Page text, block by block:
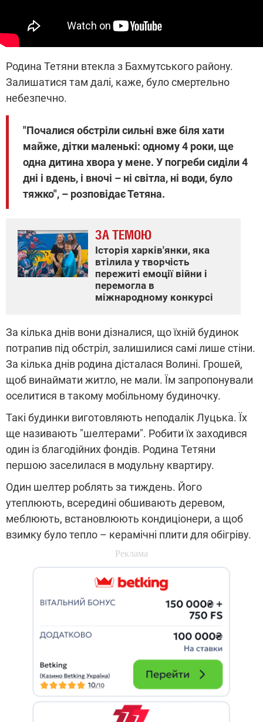
Родина Тетяни втекла з Бахмутського району.
Залишатися там далі, каже, було смертельно
небезпечно.
"Почалися обстріли сильні вже біля хати
майже, дітки маленькі: одному 4 роки, ще
одна дитина хвора у мене. У погреби сиділи 4
дні і вдень, і вночі – ні світла, ні води, було
тяжко", – розповідає Тетяна.
ЗА ТЕМОЮ
Історія харків'янки, яка
втілила у творчість
пережиті емоції війни і
перемогла в
міжнародному конкурсі
За кілька днів вони дізналися, що їхній будинок
потрапив під обстріл, залишилися самі лише стіни.
За кілька днів родина дісталася Волині. Грошей,
щоб винаймати житло, не мали. Їм запропонували
оселитися в такому мобільному будиночку.
Такі будинки виготовляють неподалік Луцька. Їх
ще називають "шелтерами". Робити їх заходився
один із благодійних фондів. Родина Тетяни
першою заселилася в модульну квартиру.
Один шелтер роблять за тиждень. Його
утеплюють, всередині обшивають деревом,
меблюють, встановлюють кондиціонери, а щоб
взимку було тепло – керамічні плити для обігріву.